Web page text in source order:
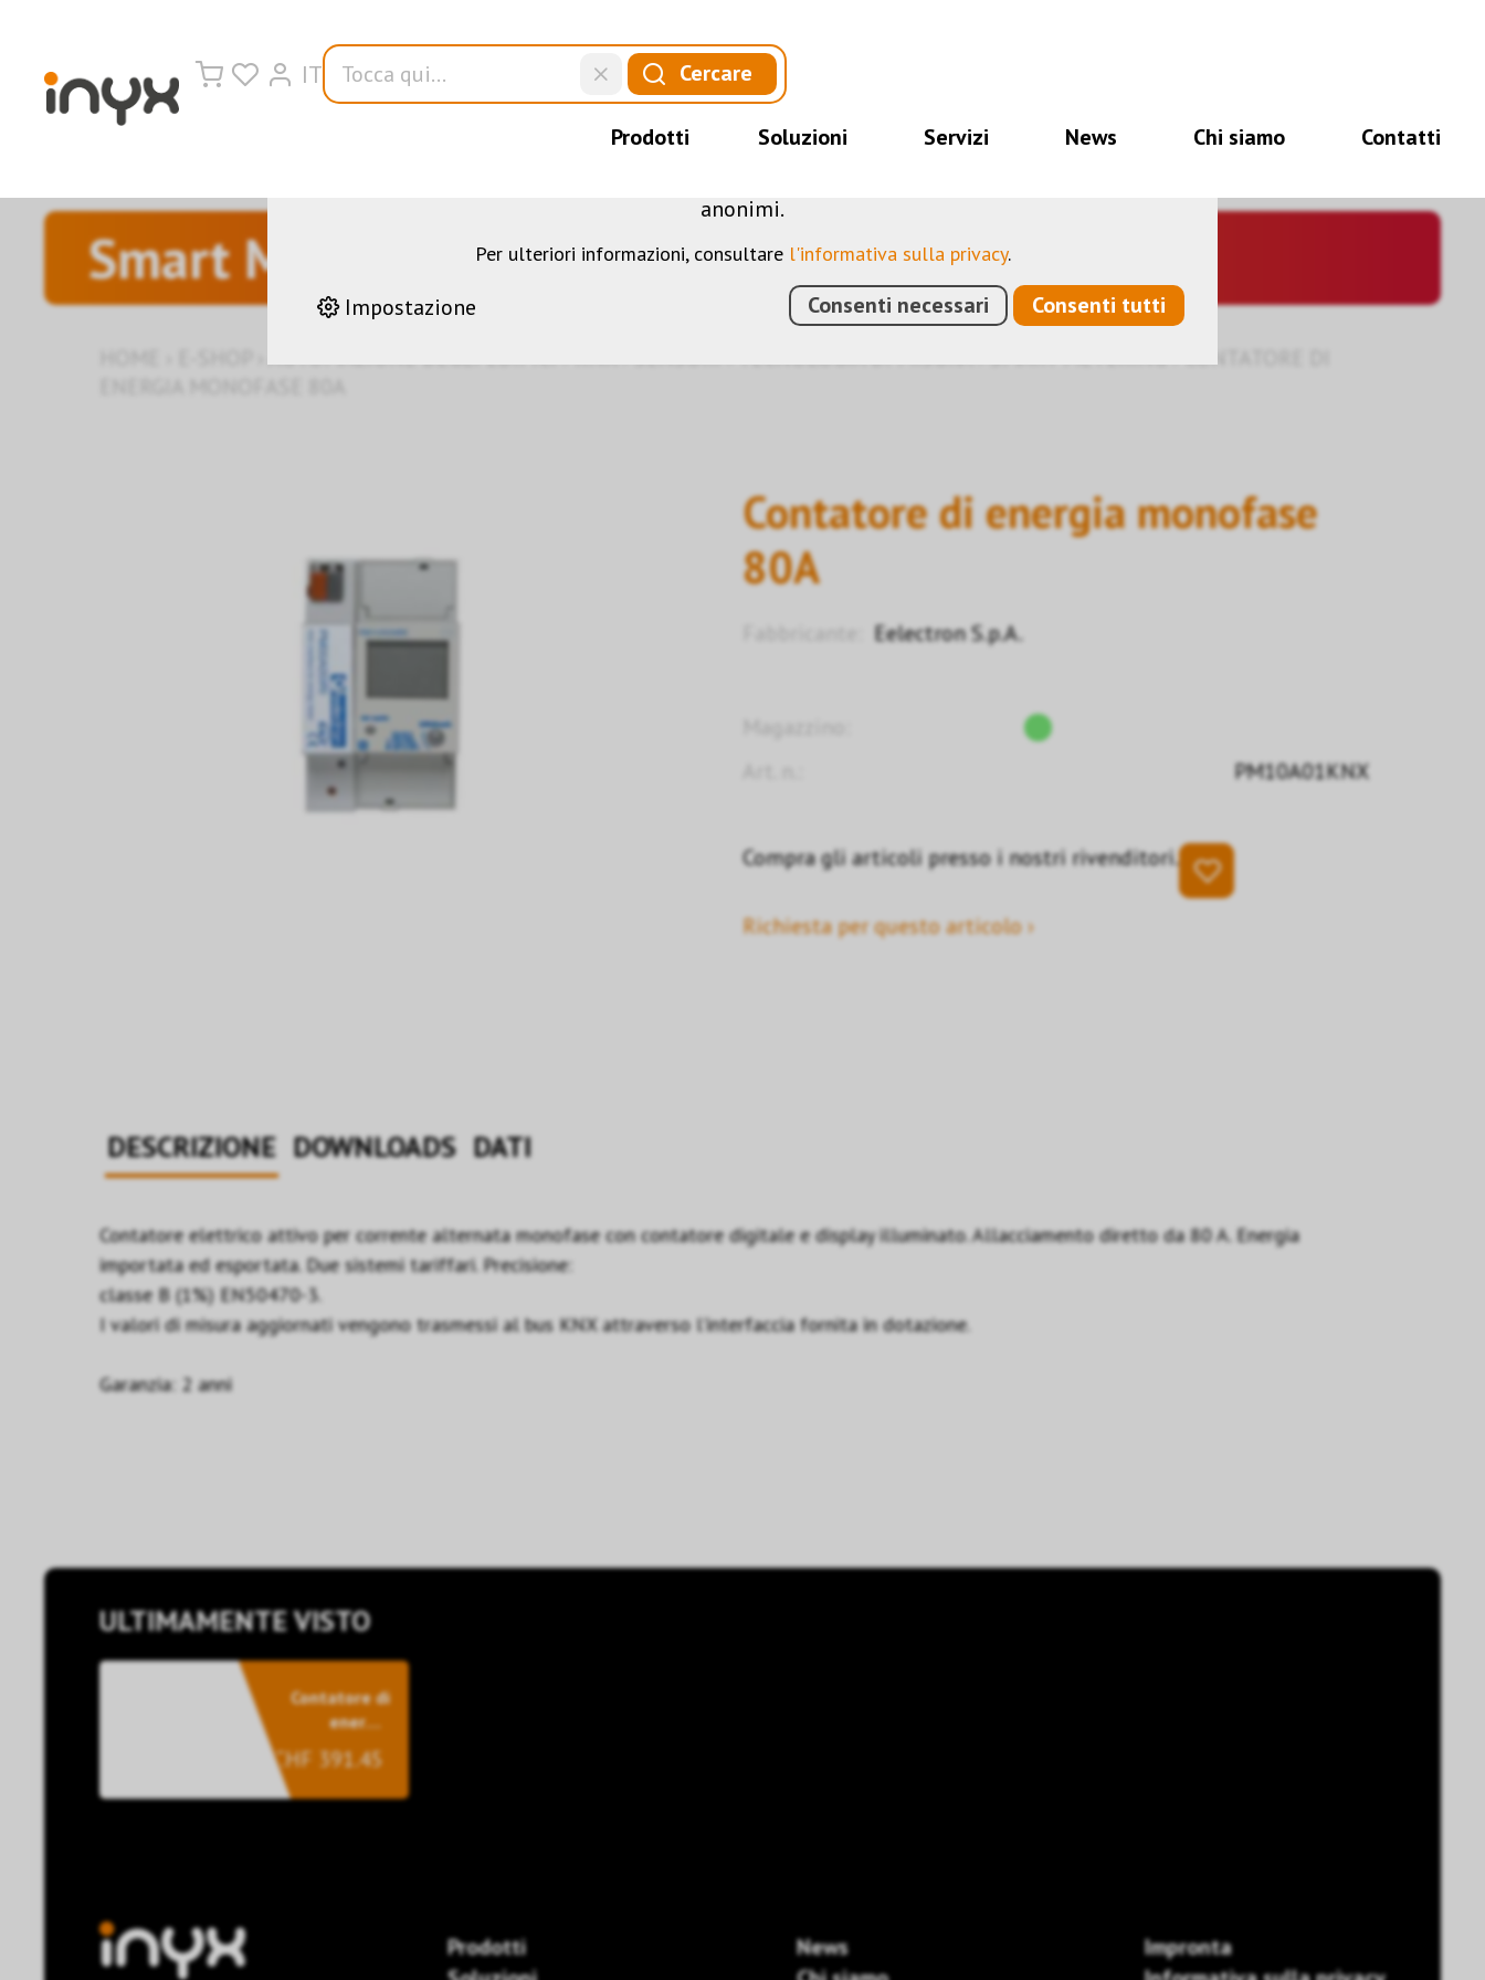
IT Cercare
Prodotti Soluzioni Servizi News Chi siamo Contatti
Smart Metering
AUTOMAZIONE DEGLI EDIFICI›KNX›SENSORI›TECNOLOGIA DI MISURA›SMART METERING›CONTATORE DI
Contatore di energia monofase
80A
Eelectron S.p.A.
PM10A01KNX
Compra gli articoli presso i nostri rivenditori.
Richiesta per questo articolo ›
DESCRIZIONE DOWNLOADS DATI
Contatore elettrico attivo per corrente alternata monofase con contatore digitale e display illuminato. Allacciamento diretto da 80 A. Energia
importata ed esportata. Due sistemi tariffari. Precisione:
classe B (1%) EN50470-3.
I valori di misura aggiornati vengono trasmessi al bus KNX attraverso l’interfaccia fornita in dotazione.
Garanzia: 2 anni
ULTIMAMENTE VISTO
Contatore di
energia
monofase
80A
CHF 391.45
Prodotti
News
Impronta
QUESTO SITO WEB UTILIZZA I COOKIE
Sul nostro sito web utilizziamo diversi cookie: alcuni sono necessari per il corretto
funzionamento del sito, altri consentono di utilizzare più funzionalità, altri ancora ci
aiutano a comprendere meglio i nostri utenti. Ci aiutano quindi a ottimizzare
anonimi.
Per ulteriori informazioni, consultare l'informativa sulla privacy.
Impostazione Consenti necessari Consenti tutti